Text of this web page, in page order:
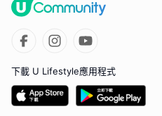
下載 U Lifestyle應用程式